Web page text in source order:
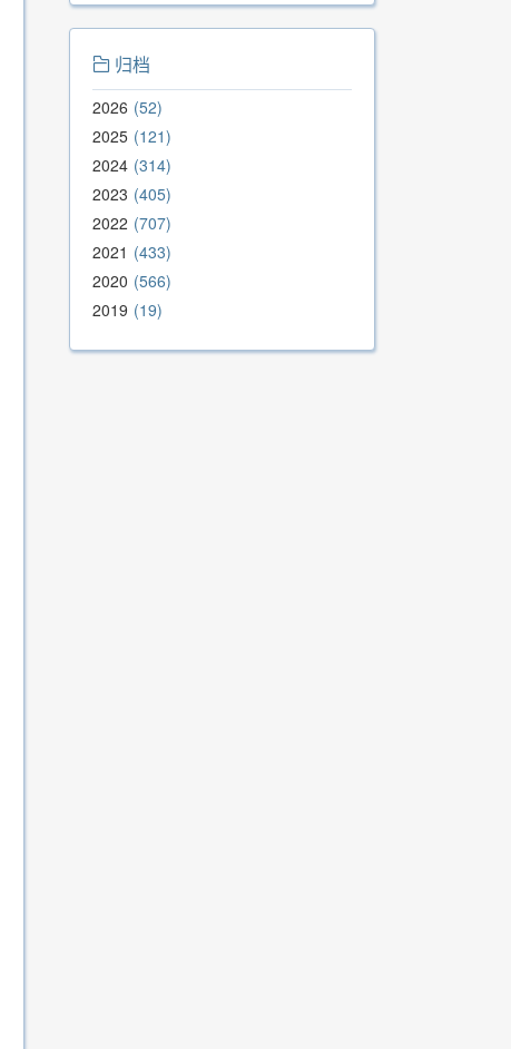
归档
2026 52
2025 121
2024 314
2023 405
2022 707
2021
433
2020 566
2019 19